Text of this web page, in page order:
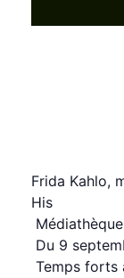
Frida Kahlo,
His
Médiathèque
Du 9
Temps forts